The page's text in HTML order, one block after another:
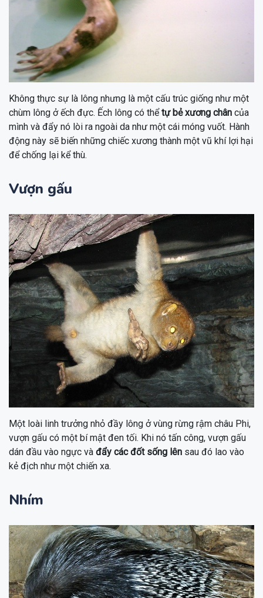
Không thực sự là lông nhưng là một cấu trúc giống như một
chùm lông ở ếch đực. Ếch lông có thểtự bẻ xương chân của
mình và đẩy nó lòi ra ngoài da như một cái móng vuốt. Hành
động này sẽ biến những chiếc xương thành một vũ khí lợi hại
để chống lại kể thù.
Vượn gấu
Một loài linh trưởng nhỏ đầy lông ở vùng rừng rậm châu Phi,
vượn gấu có một bí mật đen tối. Khi nó tấn công, vượn gấu
dán đầu vào ngực và đẩy các đốt sống lên sau đó lao vào
kẻ địch như một chiến xa.
Nhím